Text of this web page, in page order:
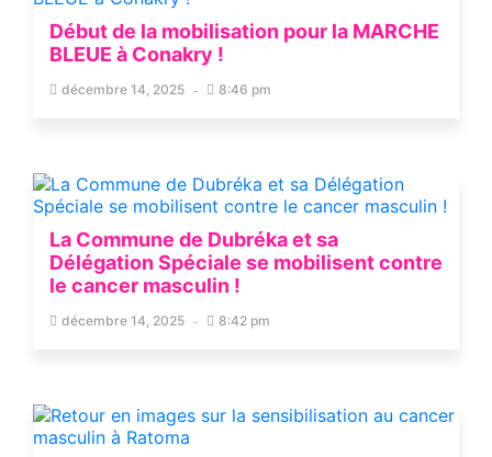
Début de la mobilisation pour la MARCHE
BLEUE à Conakry !
décembre 14, 2025 8:46 pm
La Commune de Dubréka et sa
Délégation Spéciale se mobilisent contre
le cancer masculin !
décembre 14, 2025 8:42 pm